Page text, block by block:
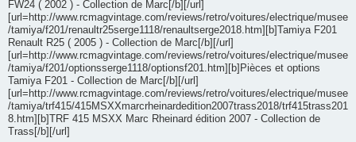
FW24 ( 2002 ) - Collection de Marc[/b][/url]
[url=http://www.rcmagvintage.com/reviews/retro/voitures/electrique/musee
/tamiya/f201/renaultr25serge1118/renaultserge2018.htm][b]Tamiya F201
Renault R25 ( 2005 ) - Collection de Marc[/b][/url]
[url=http://www.rcmagvintage.com/reviews/retro/voitures/electrique/musee
/tamiya/f201/optionsserge1118/optionsf201.htm][b]Pièces et options
Tamiya F201 - Collection de Marc[/b][/url]
[url=http://www.rcmagvintage.com/reviews/retro/voitures/electrique/musee
/tamiya/trf415/415MSXXmarcrheinardedition2007trass2018/trf415trass201
8.htm][b]TRF 415 MSXX Marc Rheinard édition 2007 - Collection de
Trass[/b][/url]